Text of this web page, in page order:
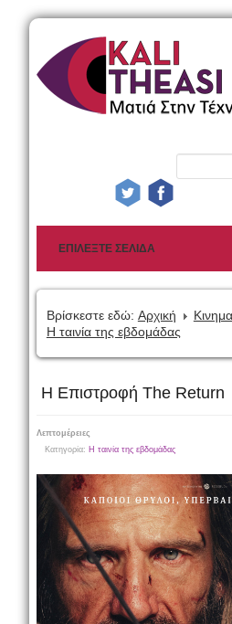
Βρίσκεστε εδώ: Αρχική
Η ταινία της εβδομάδας
Η Επιστροφή The Return
Λεπτομέρειες
Κατηγορία: Η ταινία της εβδομάδας